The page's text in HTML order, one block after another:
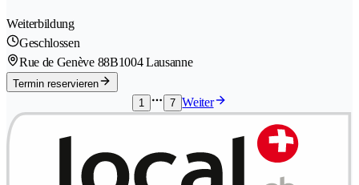
Weiterbildung
Geschlossen
Rue de Genève 88B1004 Lausanne
Termin reservieren
1
7 Weiter